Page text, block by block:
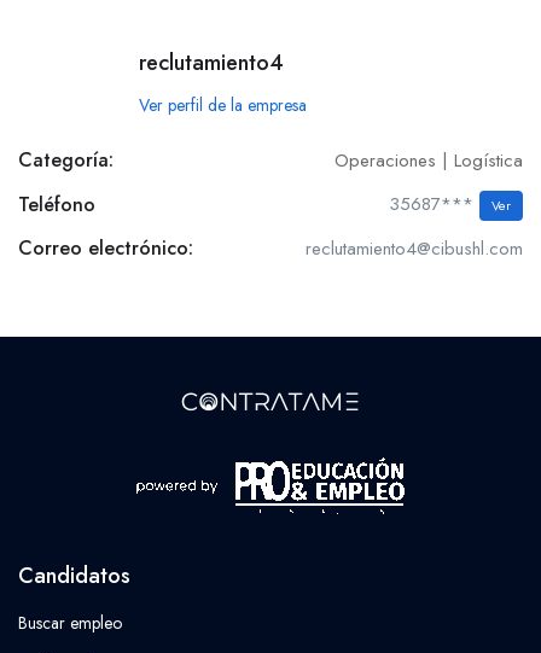
reclutamiento4
Ver perfil de la empresa
Categoría: Operaciones | Logística
Teléfono 35687*** Ver
Correo electrónico: reclutamiento4@cibushl.com
Candidatos
Buscar empleo